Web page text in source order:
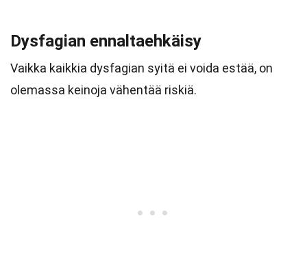
Dysfagian ennaltaehkäisy
Vaikka kaikkia dysfagian syitä ei voida estää, on
olemassa keinoja vähentää riskiä.